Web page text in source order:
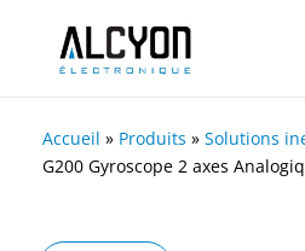
Accueil » Produits » Solutions
G200 Gyroscope 2 axes